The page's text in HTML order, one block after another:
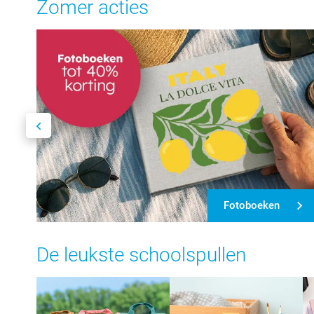
Zomer acties
Fotoboeken
De leukste schoolspullen